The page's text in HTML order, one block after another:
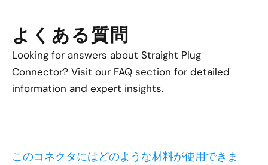
よくある質問
Looking for answers about Straight Plug
Connector? Visit our FAQ section for detailed
information and expert insights.
このコネクタにはどのような材料が使用できま